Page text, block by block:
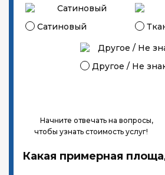
Сатиновый
Другое / Не
Начните отвечать на вопросы,
чтобы узнать стоимость услуг!
Какая примерная